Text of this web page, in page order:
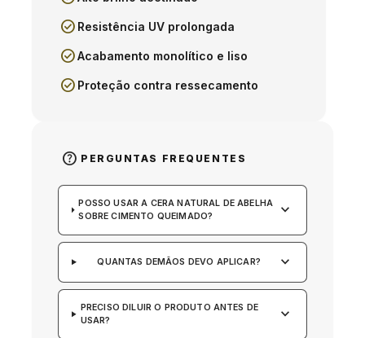
check_circle Resistência UV prolongada
check_circleAcabamento monolítico e liso
check_circle Proteção contra ressecamento
help PERGUNTAS FREQUENTES
POSSO USAR A CERA NATURAL DE ABELHA
SOBRE CIMENTO QUEIMADO?
keyboard_arrow_down
QUANTAS DEMÃOS DEVO APLICAR? keyboard_arrow_down
PRECISO DILUIR O PRODUTO ANTES DE
USAR?
keyboard_arrow_down